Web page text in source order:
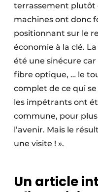
terrassement plutôt
machines ont donc
positionnant sur le
économie à la clé.
été une sinécure car
fibre optique, … le
complet de ce qui
les impétrants ont
commune, pour
l’avenir. Mais le
une visite ! ».
Un article